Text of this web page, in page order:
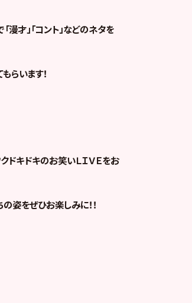
才」「コント」などのネタを
らいます！
ドキドキのお笑いＬＩＶＥをお
姿をぜひお楽しみに！！